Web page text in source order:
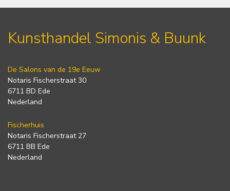
Kunsthandel Simonis & Buunk
De Salons van de 19e Eeuw
Notaris Fischerstraat 30
6711 BD Ede
Nederland
Fischerhuis
Notaris Fischerstraat 27
6711 BB Ede
Nederland